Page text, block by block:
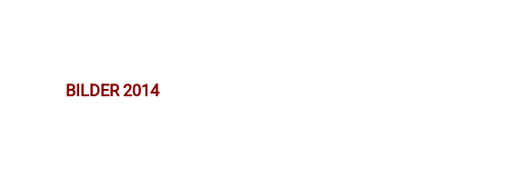
BILDER 2014